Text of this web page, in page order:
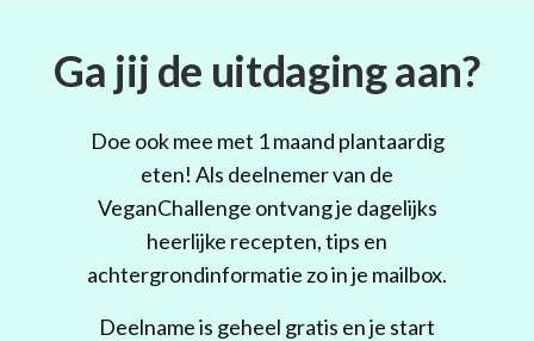
Ga jij de uitdaging aan?
Doe ook mee met 1 maand plantaardig
eten! Als deelnemer van de
VeganChallenge ontvang je dagelijks
heerlijke recepten, tips en
achtergrondinformatie zo in je mailbox.
Deelname is geheel gratis en je start